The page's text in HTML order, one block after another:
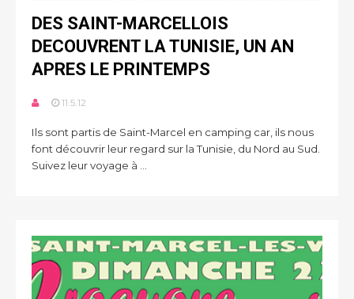
DES SAINT-MARCELLOIS
DECOUVRENT LA TUNISIE, UN AN
APRES LE PRINTEMPS
11.5.12
Ils sont partis de Saint-Marcel en camping car, ils nous
font découvrir leur regard sur la Tunisie, du Nord au Sud.
Suivez leur voyage à ...